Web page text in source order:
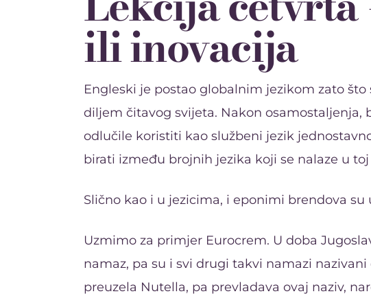
ili inovacija
Engleski je postao globalnim jezikom zato
diljem čitavog svijeta. Nakon osamostaljenja,
odlučile koristiti kao službeni jezik
birati između brojnih jezika koji se nalaze u toj
Slično kao i u jezicima, i eponimi brendova
Uzmimo za primjer Eurocrem. U doba
namaz, pa su i svi drugi takvi namazi
preuzela Nutella, pa prevladava ovaj naziv,